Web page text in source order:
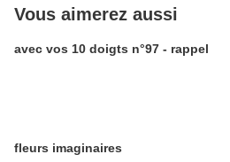
Vous aimerez aussi
avec vos 10 doigts n°97 - rappel
fleurs imaginaires